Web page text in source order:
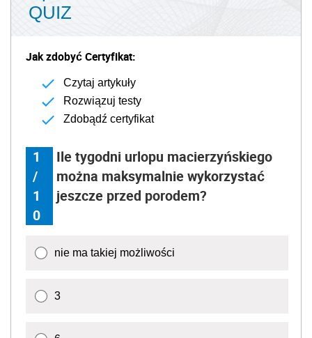
QUIZ
Jak zdobyć Certyfikat:
Czytaj artykuły
Rozwiązuj testy
Zdobądź certyfikat
1
/
1
0
Ile tygodni urlopu macierzyńskiego
można maksymalnie wykorzystać
jeszcze przed porodem?
nie ma takiej możliwości
3